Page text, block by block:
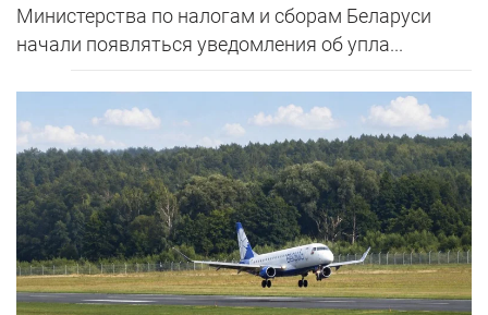
Министерства по налогам и сборам Беларуси
начали появляться уведомления об упла...